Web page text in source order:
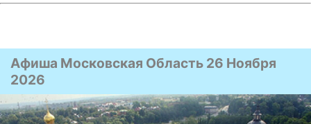
Афиша Московская Область 26 Ноября
2026